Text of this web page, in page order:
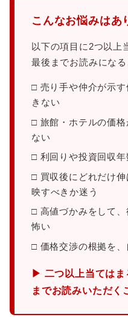
こんなお悩みはあ
以下の項目に2つ以上
最後までお読みになる
□ 売り手や仲介が示
きない
□ 旅館・ホテルの価
ない
□ 利回りや投資回収
□ 買収後にどれだけ
映すべきか迷う
□ 高値づかみをして
怖い
□ 価格交渉の根拠を
▶ 二つ以上当ては
までお読みいただく